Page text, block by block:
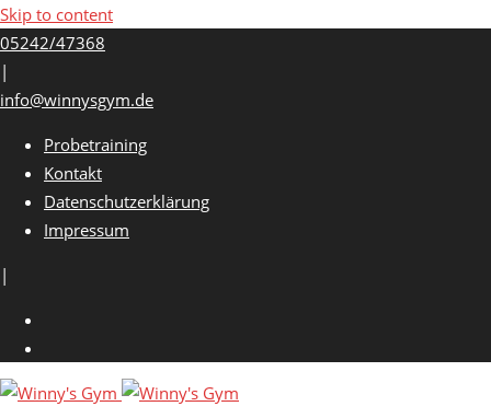
Skip to content
05242/47368
|
info@winnysgym.de
Probetraining
Kontakt
Datenschutzerklärung
Impressum
|